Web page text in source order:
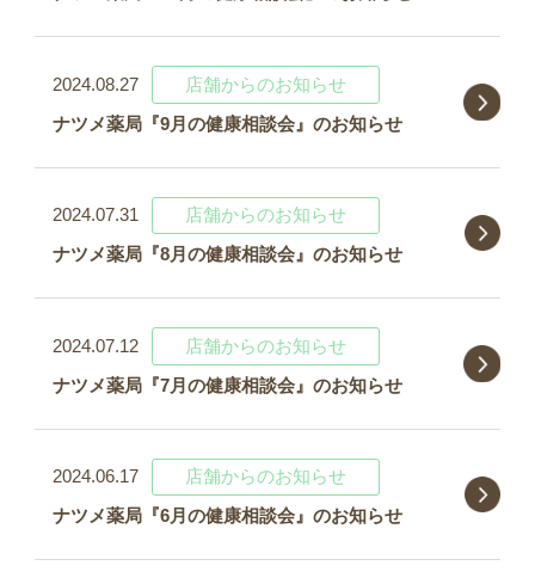
2024.08.27
店舗からのお知らせ
ナツメ薬局『9月の健康相談会』のお知らせ
2024.07.31
店舗からのお知らせ
ナツメ薬局『8月の健康相談会』のお知らせ
2024.07.12
店舗からのお知らせ
ナツメ薬局『7月の健康相談会』のお知らせ
2024.06.17
店舗からのお知らせ
ナツメ薬局『6月の健康相談会』のお知らせ